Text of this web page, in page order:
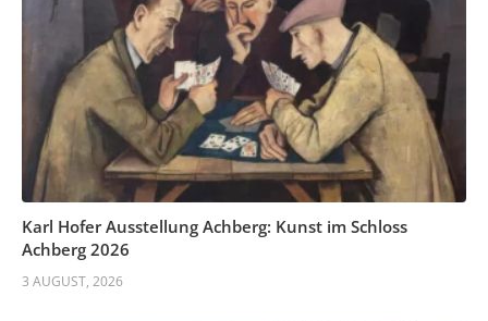
Karl Hofer Ausstellung Achberg: Kunst im Schloss
Achberg 2026
3 AUGUST, 2026